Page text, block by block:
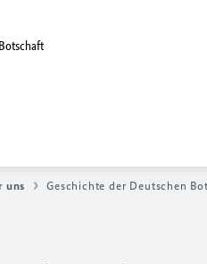
uns Geschichte der Deutschen